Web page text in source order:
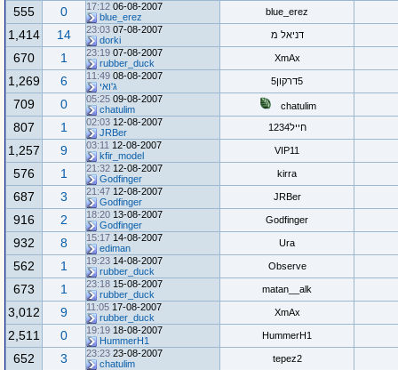
blue_erez
06-08-2007
17:12
blue_erez
0
555
דניאל מ 07-08-2007
23:03
dorki
14
1,414
XmAx
07-08-2007
23:19
rubber_duck
1
670
5דרקון5 08-08-2007
11:49
ג'ואי
6
1,269
chatulim
09-08-2007
05:25
chatulim
0
709
חייל1234 12-08-2007
02:03
JRBer
1
807
VIP11
12-08-2007
03:11
kfir_model
9
1,257
kirra
12-08-2007
21:32
Godfinger
1
576
JRBer
12-08-2007
21:47
Godfinger
3
687
Godfinger
13-08-2007
18:20
Godfinger
2
916
Ura
14-08-2007
15:17
ediman
8
932
Observe
14-08-2007
19:23
rubber_duck
1
562
matan__alk
15-08-2007
23:18
rubber_duck
1
673
XmAx
17-08-2007
11:05
rubber_duck
9
3,012
HummerH1
18-08-2007
19:19
HummerH1
0
2,511
tepez2
23-08-2007
23:23
chatulim
3
652